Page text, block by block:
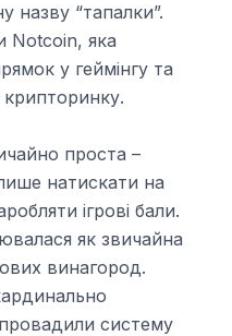
“тапалки”.
Notcoin, яка
у геймінгу та
проста –
натискати на
ігрові бали.
як звичайна
винагород.
систему